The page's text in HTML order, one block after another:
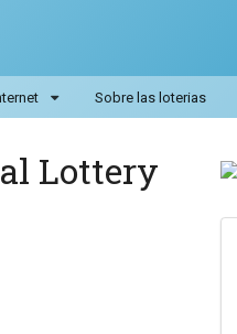
Sobre las loterias
Lottery